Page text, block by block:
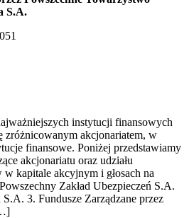
S.A.
instytucji finansowych
zróżnicowanym akcjonariatem, w
finansowe. Poniżej przedstawiamy
akcjonariatu oraz udziału
kapitale akcyjnym i głosach na
Zakład Ubezpieczeń S.A.
3. Fundusze Zarządzane przez